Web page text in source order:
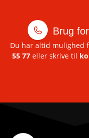
Brug
Du har altid mulighed
55 77 eller skrive til